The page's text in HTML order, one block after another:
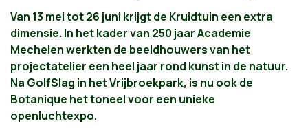
Van 13 mei tot 26 juni krijgt de Kruidtuin een extra
dimensie. In het kader van 250 jaar Academie
Mechelen werkten de beeldhouwers van het
projectatelier een heel jaar rond kunst in de natuur.
Na GolfSlag in het Vrijbroekpark, is nu ook de
Botanique het toneel voor een unieke
openluchtexpo.